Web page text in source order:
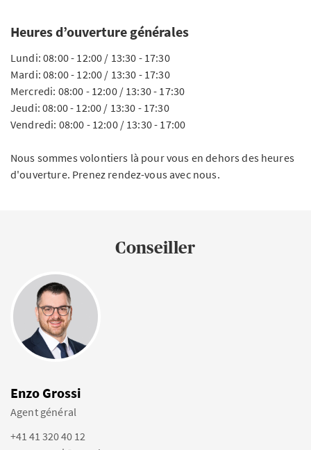
Heures d’ouverture générales
Lundi: 08:00 - 12:00 / 13:30 - 17:30
Mardi: 08:00 - 12:00 / 13:30 - 17:30
Mercredi: 08:00 - 12:00 / 13:30 - 17:30
Jeudi: 08:00 - 12:00 / 13:30 - 17:30
Vendredi: 08:00 - 12:00 / 13:30 - 17:00
Nous sommes volontiers là pour vous en dehors des heures
d'ouverture. Prenez rendez-vous avec nous.
Conseiller
Enzo Grossi
Agent général
+41 41 320 40 12